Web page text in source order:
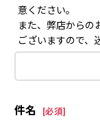
意ください。
また、弊店からの
ございますので、
件名 [必須]